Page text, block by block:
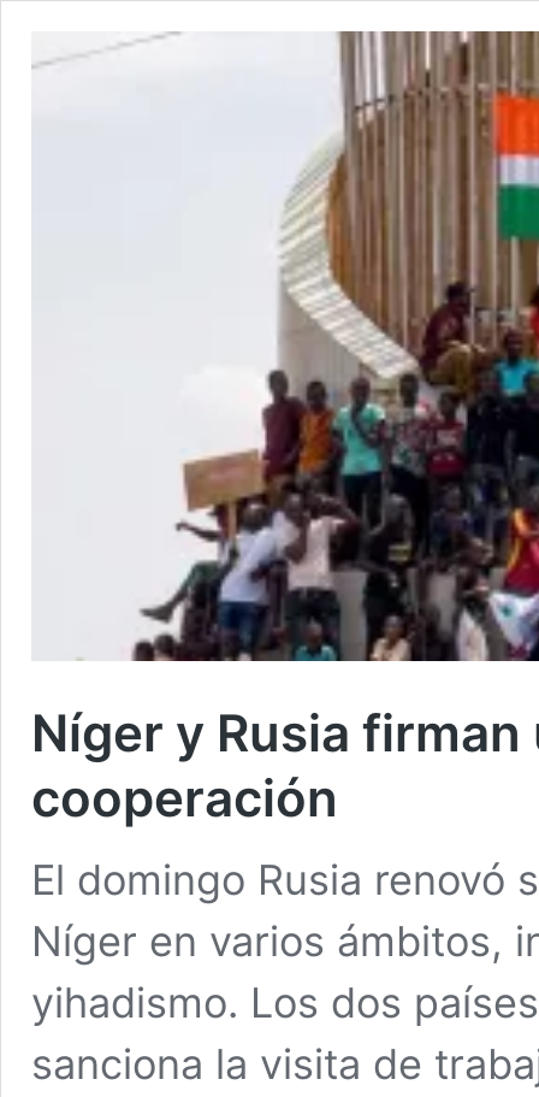
Níger y Rusia
cooperación
El domingo Rusia renovó
Níger en varios ámbitos,
yihadismo. Los dos
sanciona la visita de